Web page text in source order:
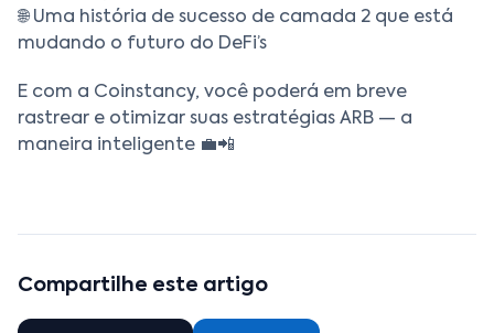
🌐 Uma história de sucesso de camada 2 que está
mudando o futuro do DeFi’s
E com a Coinstancy, você poderá em breve
rastrear e otimizar suas estratégias ARB — a
maneira inteligente 💼📲
Compartilhe este artigo